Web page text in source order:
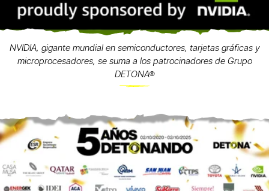
NVIDIA, gigante mundial en semiconductores, tarjetas gráficas y
microprocesadores, se suma a los patrocinadores de Grupo
DETONA®